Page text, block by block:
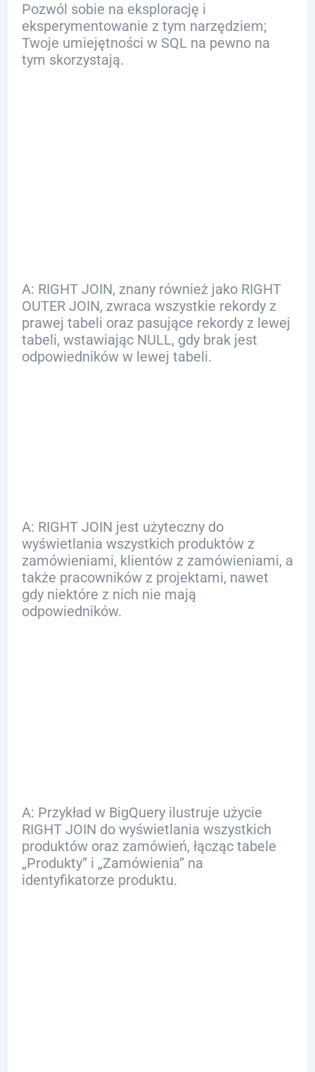
Pozwól sobie na eksplorację i
eksperymentowanie z tym narzędziem;
Twoje umiejętności w SQL na pewno na
tym skorzystają.
A: RIGHT JOIN, znany również jako RIGHT
OUTER JOIN, zwraca wszystkie rekordy z
prawej tabeli oraz pasujące rekordy z lewej
tabeli, wstawiając NULL, gdy brak jest
odpowiedników w lewej tabeli.
A: RIGHT JOIN jest użyteczny do
wyświetlania wszystkich produktów z
zamówieniami, klientów z zamówieniami, a
także pracowników z projektami, nawet
gdy niektóre z nich nie mają
odpowiedników.
A: Przykład w BigQuery ilustruje użycie
RIGHT JOIN do wyświetlania wszystkich
produktów oraz zamówień, łącząc tabele
„Produkty” i „Zamówienia” na
identyfikatorze produktu.